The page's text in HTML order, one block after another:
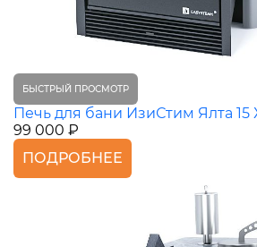
БЫСТРЫЙ ПРОСМОТР
Печь для бани ИзиСтим Ялта 15
99 000 ₽
ПОДРОБНЕЕ